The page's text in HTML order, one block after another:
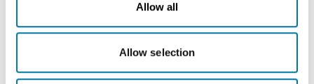
Allow all
Allow selection